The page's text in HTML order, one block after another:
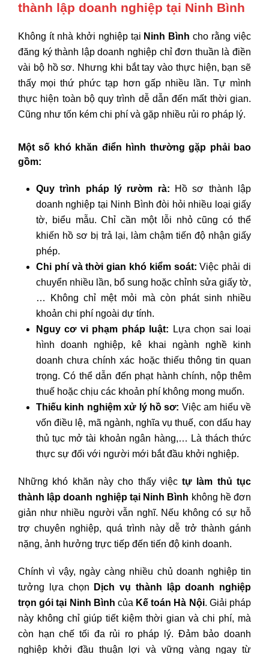
thành lập doanh nghiệp tại Ninh Bình
Không ít nhà khởi nghiệp tại Ninh Bình cho rằng việc
đăng ký thành lập doanh nghiệp chỉ đơn thuần là điền
vài bộ hồ sơ. Nhưng khi bắt tay vào thực hiện, bạn sẽ
thấy mọi thứ phức tạp hơn gấp nhiều lần. Tự mình
thực hiện toàn bộ quy trình dễ dẫn đến mất thời gian.
Cũng như tốn kém chi phí và gặp nhiều rủi ro pháp lý.
Một số khó khăn điển hình thường gặp phải bao
gồm:
Quy trình pháp lý rườm rà: Hồ sơ thành lập
doanh nghiệp tại Ninh Bình đòi hỏi nhiều loại giấy
tờ, biểu mẫu. Chỉ cần một lỗi nhỏ cũng có thể
khiến hồ sơ bị trả lại, làm chậm tiến độ nhận giấy
phép.
Chi phí và thời gian khó kiểm soát: Việc phải di
chuyển nhiều lần, bổ sung hoặc chỉnh sửa giấy tờ,
… Không chỉ mệt mỏi mà còn phát sinh nhiều
khoản chi phí ngoài dự tính.
Nguy cơ vi phạm pháp luật: Lựa chọn sai loại
hình doanh nghiệp, kê khai ngành nghề kinh
doanh chưa chính xác hoặc thiếu thông tin quan
trọng. Có thể dẫn đến phạt hành chính, nộp thêm
thuế hoặc chịu các khoản phí không mong muốn.
Thiếu kinh nghiệm xử lý hồ sơ: Việc am hiểu về
vốn điều lệ, mã ngành, nghĩa vụ thuế, con dấu hay
thủ tục mở tài khoản ngân hàng,… Là thách thức
thực sự đối với người mới bắt đầu khởi nghiệp.
Những khó khăn này cho thấy việctự làm thủ tục
thành lập doanh nghiệp tại Ninh Bình không hề đơn
giản như nhiều người vẫn nghĩ. Nếu không có sự hỗ
trợ chuyên nghiệp, quá trình này dễ trở thành gánh
nặng, ảnh hưởng trực tiếp đến tiến độ kinh doanh.
Chính vì vậy, ngày càng nhiều chủ doanh nghiệp tin
tưởng lựa chọn
Dịch vụ thành lập doanh nghiệp
trọn gói tại Ninh Bình của Kế toán Hà Nội. Giải pháp
này không chỉ giúp tiết kiệm thời gian và chi phí, mà
còn hạn chế tối đa rủi ro pháp lý. Đảm bảo doanh
nghiệp khởi đầu thuận lợi và vững vàng ngay từ